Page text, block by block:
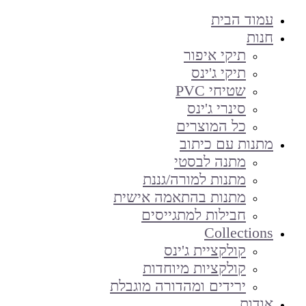
עמוד הבית
חנות
תיקי איפור
תיקי ג'ינס
שטיחי PVC
סינרי ג'ינס
כל המוצרים
מתנות עם כיתוב
מתנה לבסטי
מתנות למורה/גננת
מתנות בהתאמה אישית
חבילות למתגייסים
Collections
קולקציית ג'ינס
קולקציות מיוחדות
ירידים ומהדורה מוגבלת